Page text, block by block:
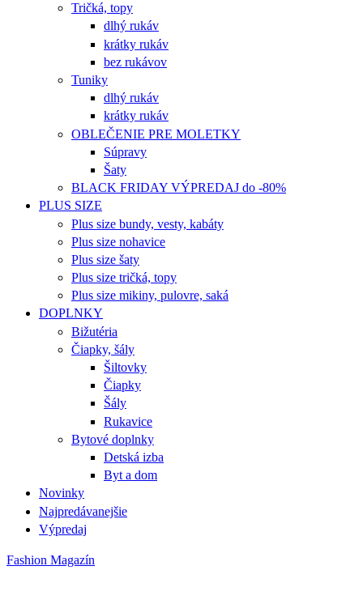
Tričká, topy
dlhý rukáv
krátky rukáv
bez rukávov
Tuniky
dlhý rukáv
krátky rukáv
OBLEČENIE PRE MOLETKY
Súpravy
Šaty
BLACK FRIDAY VÝPREDAJ do -80%
PLUS SIZE
Plus size bundy, vesty, kabáty
Plus size nohavice
Plus size šaty
Plus size tričká, topy
Plus size mikiny, pulovre, saká
DOPLNKY
Bižutéria
Čiapky, šály
Šiltovky
Čiapky
Šály
Rukavice
Bytové doplnky
Detská izba
Byt a dom
Novinky
Najpredávanejšie
Výpredaj
Fashion Magazín